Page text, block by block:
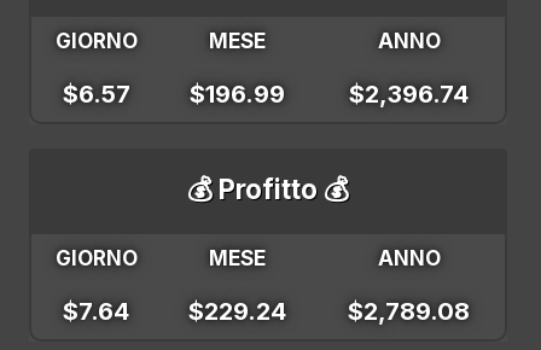
GIORNO MESE ANNO
$6.57 $196.99 $2,396.74
💰 Profitto 💰
GIORNO MESE ANNO
$7.64 $229.24 $2,789.08